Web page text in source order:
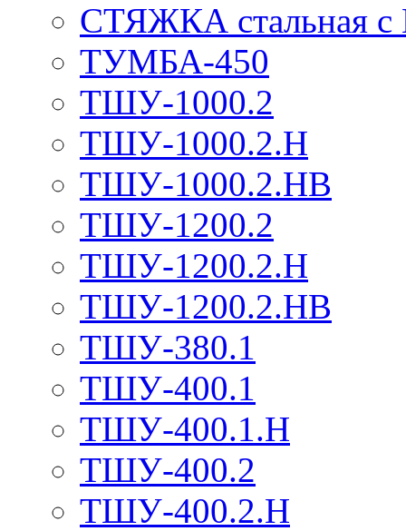
СТЯЖКА стальная
ТУМБА-450
ТШУ-1000.2
ТШУ-1000.2.Н
ТШУ-1000.2.НВ
ТШУ-1200.2
ТШУ-1200.2.Н
ТШУ-1200.2.НВ
ТШУ-380.1
ТШУ-400.1
ТШУ-400.1.Н
ТШУ-400.2
ТШУ-400.2.Н